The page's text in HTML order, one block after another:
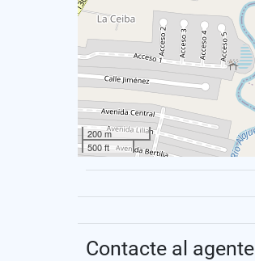
200 m
500 ft
Contacte al agente